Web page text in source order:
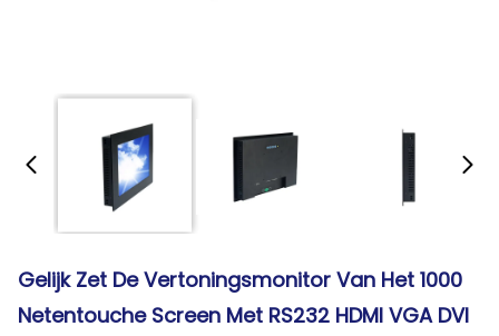
Gelijk Zet De Vertoningsmonitor Van Het 1000
Netentouche Screen Met RS232 HDMI VGA DVI